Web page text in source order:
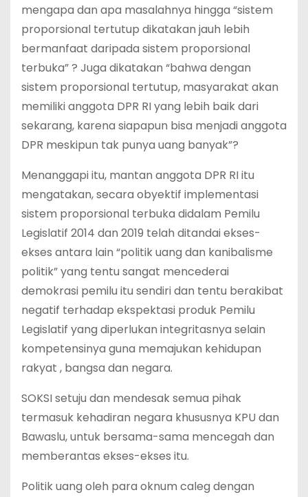
mengapa dan apa masalahnya hingga “sistem
proporsional tertutup dikatakan jauh lebih
bermanfaat daripada sistem proporsional
terbuka” ? Juga dikatakan “bahwa dengan
sistem proporsional tertutup, masyarakat akan
memiliki anggota DPR RI yang lebih baik dari
sekarang, karena siapapun bisa menjadi anggota
DPR meskipun tak punya uang banyak”?
Menanggapi itu, mantan anggota DPR RI itu
mengatakan, secara obyektif implementasi
sistem proporsional terbuka didalam Pemilu
Legislatif 2014 dan 2019 telah ditandai ekses-
ekses antara lain “politik uang dan kanibalisme
politik” yang tentu sangat mencederai
demokrasi pemilu itu sendiri dan tentu berakibat
negatif terhadap ekspektasi produk Pemilu
Legislatif yang diperlukan integritasnya selain
kompetensinya guna memajukan kehidupan
rakyat , bangsa dan negara.
SOKSI setuju dan mendesak semua pihak
termasuk kehadiran negara khususnya KPU dan
Bawaslu, untuk bersama-sama mencegah dan
memberantas ekses-ekses itu.
Politik uang oleh para oknum caleg dengan